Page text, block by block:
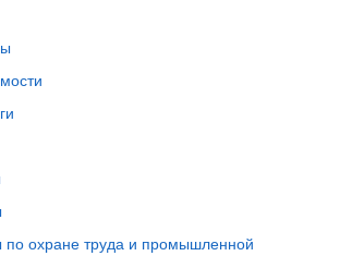
по охране труда и промышленной